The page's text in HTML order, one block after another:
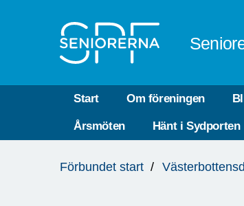
Start Om föreningen
Årsmöten Hänt i Sydporten
är
Förbundet start